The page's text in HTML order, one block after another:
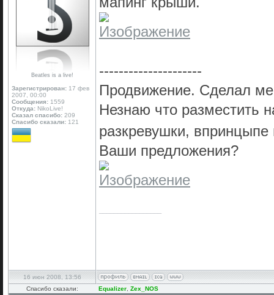
Beatles is a live!
Зарегистрирован: 17 фев
2007, 00:00
Сообщения: 1559
Откуда: NikoLive!
Сказал спасибо: 209
Спасибо сказали: 121
---------------------
Продвижение. Сделал
Незнаю что разместить
разкревушки,
Ваши предложения?
16 июн 2008, 13:56
Спасибо сказали:
Equalizer Zex_NOS